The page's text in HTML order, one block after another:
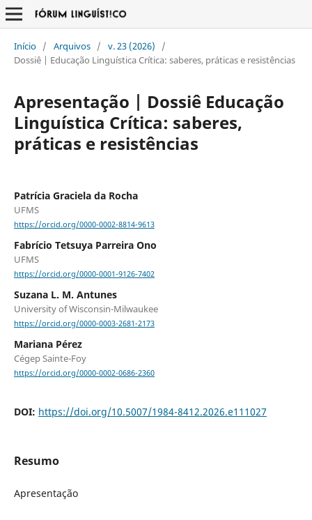
Início / Arquivos / v. 23 (2026)
/
Dossiê | Educação Linguística Crítica: saberes, práticas e resistências
Apresentação | Dossiê Educação
Linguística Crítica: saberes,
práticas e resistências
Patrícia Graciela da Rocha
UFMS
https://orcid.org/0000-0002-8814-9613
Fabrício Tetsuya Parreira Ono
UFMS
https://orcid.org/0000-0001-9126-7402
Suzana L. M. Antunes
University of Wisconsin-Milwaukee
https://orcid.org/0000-0003-2681-2173
Mariana Pérez
Cégep Sainte-Foy
https://orcid.org/0000-0002-0686-2360
DOI: https://doi.org/10.5007/1984-8412.2026.e111027
Resumo
Apresentação